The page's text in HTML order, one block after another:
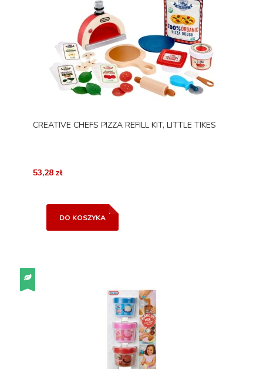
CREATIVE CHEFS PIZZA REFILL KIT, LITTLE TIKES
53,28 zł
DO KOSZYKA